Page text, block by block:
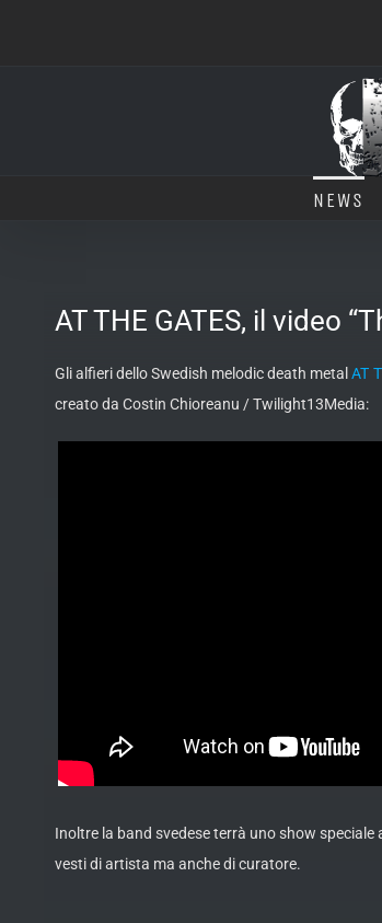
NEWS
AT THE GATES, il video
Gli alfieri dello Swedish melodic death metalAT
creato da Costin Chioreanu / Twilight13Media:
Inoltre la band svedese terrà uno show
vesti di artista ma anche di curatore.